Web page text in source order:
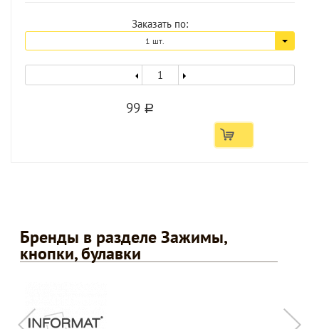
Заказать по:
1 шт.
99 a
Бренды в разделе Зажимы,
кнопки, булавки